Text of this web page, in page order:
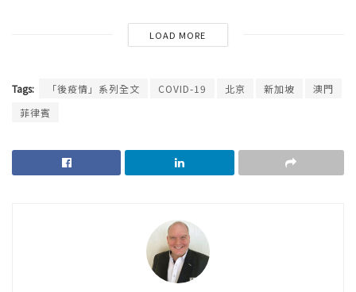
LOAD MORE
Tags: 「後疫情」系列全文 COVID-19 北京 新加坡
澳門
菲律賓